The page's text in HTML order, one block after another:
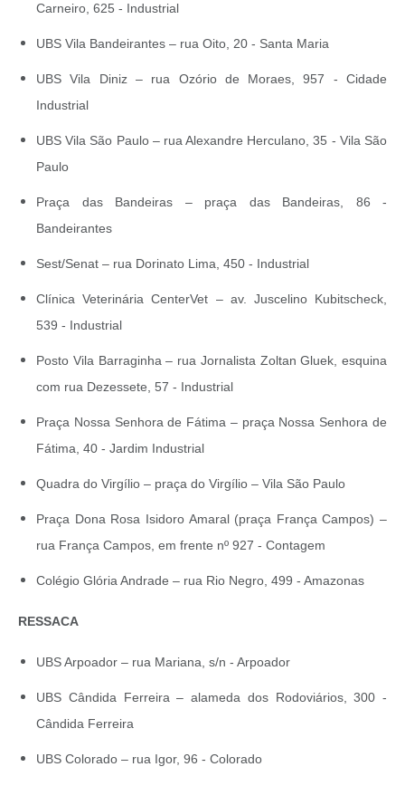
Carneiro, 625 - Industrial
UBS Vila Bandeirantes – rua Oito, 20 - Santa Maria
UBS Vila Diniz – rua Ozório de Moraes, 957 - Cidade
Industrial
UBS Vila São Paulo – rua Alexandre Herculano, 35 - Vila São
Paulo
Praça das Bandeiras – praça das Bandeiras, 86 -
Bandeirantes
Sest/Senat – rua Dorinato Lima, 450 - Industrial
Clínica Veterinária CenterVet – av. Juscelino Kubitscheck,
539 - Industrial
Posto Vila Barraginha – rua Jornalista Zoltan Gluek, esquina
com rua Dezessete, 57 - Industrial
Praça Nossa Senhora de Fátima – praça Nossa Senhora de
Fátima, 40 - Jardim Industrial
Quadra do Virgílio – praça do Virgílio – Vila São Paulo
Praça Dona Rosa Isidoro Amaral (praça França Campos) –
rua França Campos, em frente nº 927 - Contagem
Colégio Glória Andrade – rua Rio Negro, 499 - Amazonas
RESSACA
UBS Arpoador – rua Mariana, s/n - Arpoador
UBS Cândida Ferreira – alameda dos Rodoviários, 300 -
Cândida Ferreira
UBS Colorado – rua Igor, 96 - Colorado